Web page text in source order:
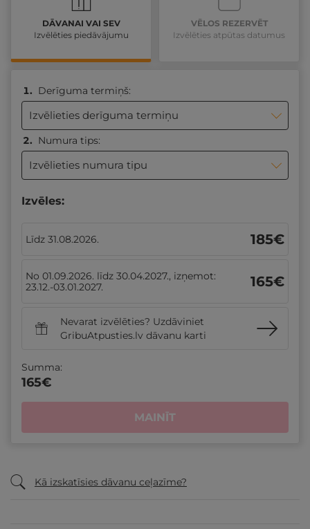
VĒLOS REZERVĒT
Izvēlēties atpūtas datumus
DĀVANAI VAI SEV
Izvēlēties piedāvājumu
Derīguma termiņš:
Izvēlieties derīguma termiņu
Numura tips:
Izvēlieties numura tipu
Izvēles:
Līdz 31.08.2026. 185€
No 01.09.2026. līdz 30.04.2027., izņemot:
23.12.-03.01.2027.
165€
Nevarat izvēlēties? Uzdāviniet
GribuAtpusties.lv dāvanu karti
Summa:
165€
MAINĪT
Kā izskatīsies dāvanu ceļazīme?